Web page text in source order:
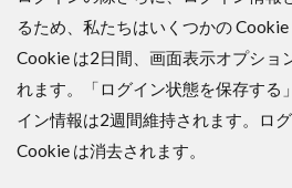
るため、私たちはいくつかの
Cookie は2日間、画面表示オプショ
れます。「ログイン状態を保存する
イン情報は2週間維持されます。ロ
Cookie は消去されます。